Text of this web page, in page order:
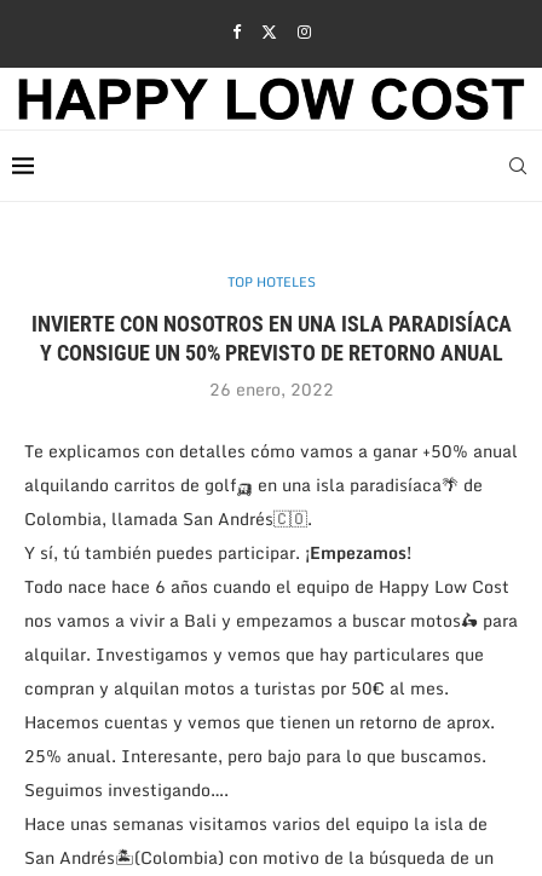
TOP HOTELES
INVIERTE CON NOSOTROS EN UNA ISLA PARADISÍACA
Y CONSIGUE UN 50% PREVISTO DE RETORNO ANUAL
26 enero, 2022
Te explicamos con detalles cómo vamos a ganar +50% anual
alquilando carritos de golf🛺 en una isla paradisíaca🌴 de
Colombia, llamada San Andrés🇨🇴.
Y sí, tú también puedes participar. ¡Empezamos!
Todo nace hace 6 años cuando el equipo de Happy Low Cost
nos vamos a vivir a Bali y empezamos a buscar motos🛵 para
alquilar. Investigamos y vemos que hay particulares que
compran y alquilan motos a turistas por 50€ al mes.
Hacemos cuentas y vemos que tienen un retorno de aprox.
25% anual. Interesante, pero bajo para lo que buscamos.
Seguimos investigando….
Hace unas semanas visitamos varios del equipo la isla de
San Andrés🏝(Colombia) con motivo de la búsqueda de un